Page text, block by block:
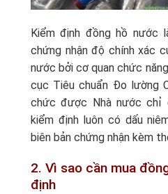
Kiểm định đồng hồ nước
chứng nhận độ chính xác
nước bởi cơ quan chức
cục Tiêu chuẩn Đo lường
chức được Nhà nước chỉ
kiểm định luôn có dấu
biên bản chứng nhận kèm
2. Vì sao cần mua
định